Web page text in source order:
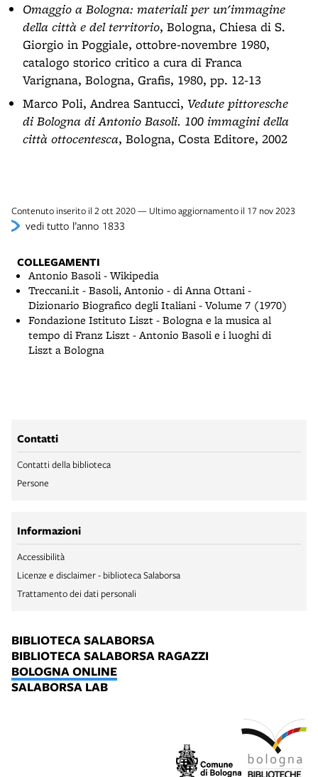
Omaggio a Bologna: materiali per un'immagine
della città e del territorio, Bologna, Chiesa di S.
Giorgio in Poggiale, ottobre-novembre 1980,
catalogo storico critico a cura di Franca
Varignana, Bologna, Grafis, 1980, pp. 12-13
Marco Poli, Andrea Santucci, Vedute pittoresche
di Bologna di Antonio Basoli. 100 immagini della
città ottocentesca, Bologna, Costa Editore, 2002
Contenuto inserito il 2 ott 2020 — Ultimo aggiornamento il 17 nov 2023
vedi tutto l’anno 1833
COLLEGAMENTI
Antonio Basoli - Wikipedia
Treccani.it - Basoli, Antonio - di Anna Ottani -
Dizionario Biografico degli Italiani - Volume 7 (1970)
Fondazione Istituto Liszt - Bologna e la musica al
tempo di Franz Liszt - Antonio Basoli e i luoghi di
Liszt a Bologna
Contatti
Contatti della biblioteca
Persone
Informazioni
Accessibilità
Licenze e disclaimer - biblioteca Salaborsa
Trattamento dei dati personali
BIBLIOTECA SALABORSA
BIBLIOTECA SALABORSA RAGAZZI
BOLOGNA ONLINE
SALABORSA LAB